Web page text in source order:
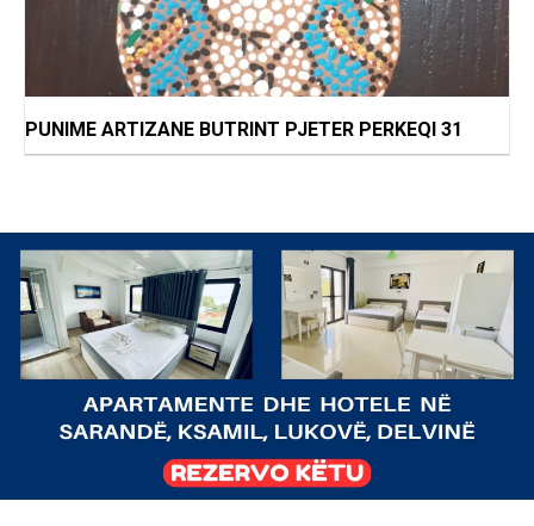
PUNIME ARTIZANE BUTRINT PJETER PERKEQI 31